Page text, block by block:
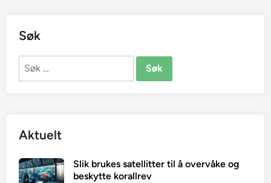
Søk
Søk
Aktuelt
Slik brukes satellitter til å overvåke og
beskytte korallrev